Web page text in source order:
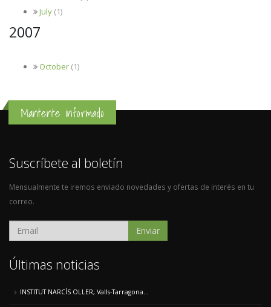
July (1)
2007
October (1)
Mantente informado
Suscríbete al boletín
Mensualmente te iremos enviado novedades y ofertas de interés en tu
correo.
Enviar
Últimas noticias
INSTITUT NARCÍS OLLER, Valls-Tarragona...